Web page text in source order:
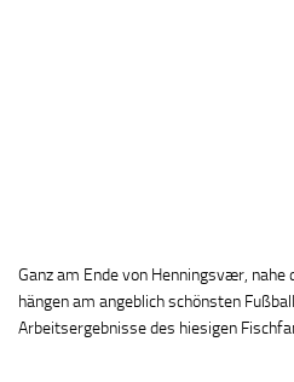
Ganz am Ende von Henningsvær, nahe
hängen am angeblich schönsten
Arbeitsergebnisse des hiesigen